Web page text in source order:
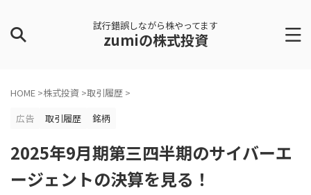
試行錯誤しながら株やってます
zumiの株式投資
HOME >株式投資 >取引履歴 >
広告
取引履歴 銘柄
2025年9月期第三四半期のサイバーエ
ージェントの決算を見る！